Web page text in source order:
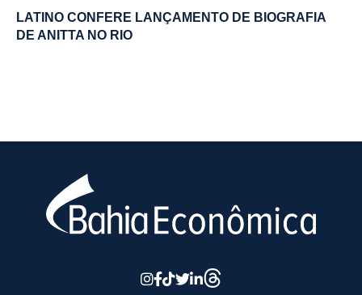
LATINO CONFERE LANÇAMENTO DE BIOGRAFIA
DE ANITTA NO RIO